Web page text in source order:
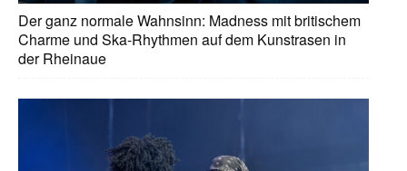
Der ganz normale Wahnsinn: Madness mit britischem
Charme und Ska-Rhythmen auf dem Kunstrasen in
der Rheinaue